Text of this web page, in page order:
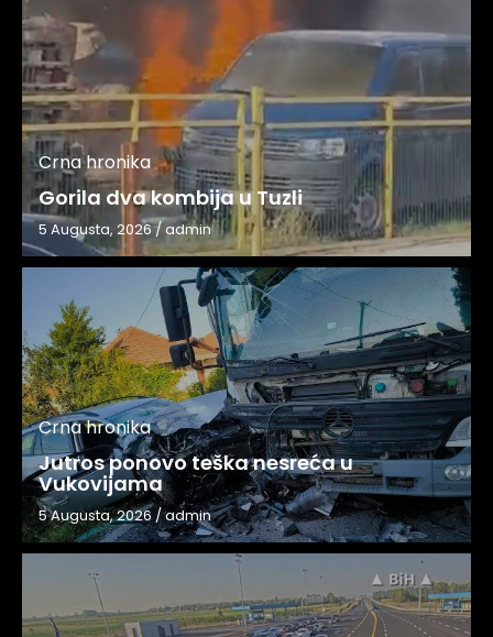
Crna hronika
Gorila dva kombija u Tuzli
5 Augusta, 2026/admin
Crna hronika
Jutros ponovo teška nesreća u
Vukovijama
5 Augusta, 2026/admin